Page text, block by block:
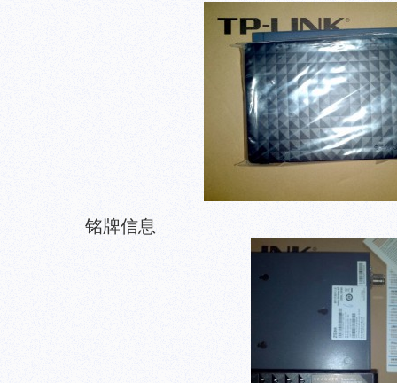
铭牌信息